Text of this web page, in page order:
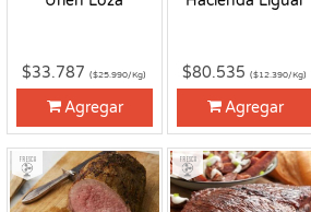
$33.787($25.990/Kg)
Agregar
$80.535 ($12.390/Kg)
Agregar
Fresco Fresco